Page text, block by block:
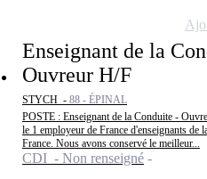
Enseignant de la
Ouvreur H/F
STYCH - 88 - ÉPINAL
POSTE : Enseignant de la Conduite -
le 1 employeur de France d'enseignants de
France. Nous avons conservé le meilleur...
CDI - Non renseigné